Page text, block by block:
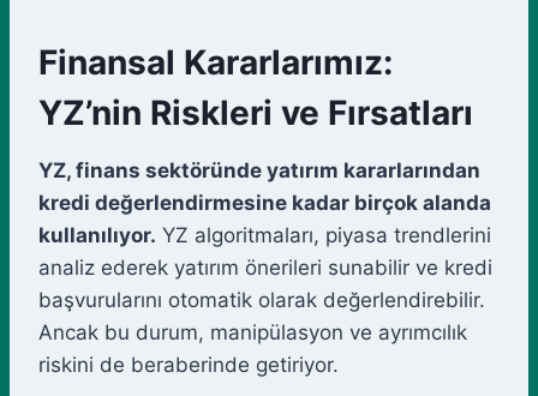
Finansal Kararlarımız:
YZ’nin Riskleri ve Fırsatları
YZ, finans sektöründe yatırım kararlarından
kredi değerlendirmesine kadar birçok alanda
kullanılıyor. YZ algoritmaları, piyasa trendlerini
analiz ederek yatırım önerileri sunabilir ve kredi
başvurularını otomatik olarak değerlendirebilir.
Ancak bu durum, manipülasyon ve ayrımcılık
riskini de beraberinde getiriyor.